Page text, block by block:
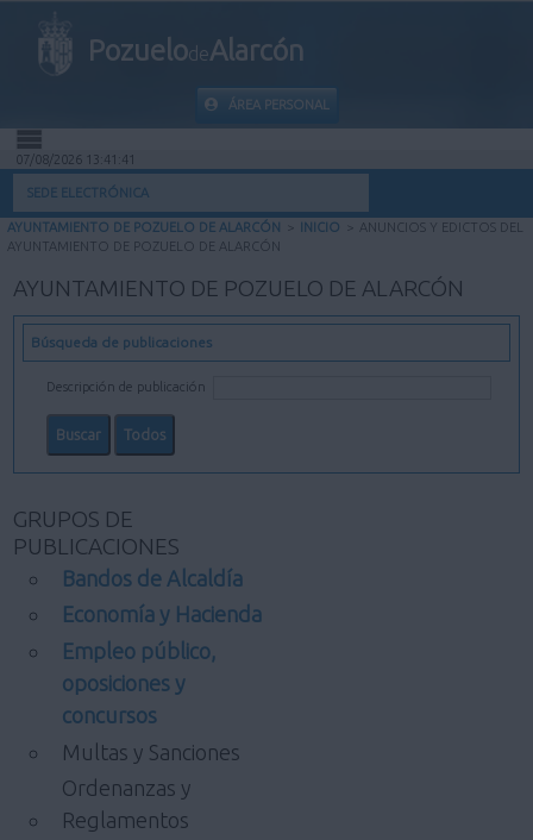
PozuelodeAlarcón
ÁREA PERSONAL
INICIO
INFORMACIÓN PÚBLICA
MI CARPETA
INFORMACIÓN MUNICIPAL
07/08/2026 13:41:42
SEDE ELECTRÓNICA
AYUNTAMIENTO DE POZUELO DE ALARCÓN > INICIO > ANUNCIOS Y EDICTOS DEL
AYUNTAMIENTO DE POZUELO DE ALARCÓN
AYUNTAMIENTO DE POZUELO DE ALARCÓN
Búsqueda de publicaciones
Descripción de publicación
GRUPOS DE
PUBLICACIONES
Bandos de Alcaldía
Economía y Hacienda
Empleo público,
oposiciones y
concursos
Multas y Sanciones
Ordenanzas y
Reglamentos